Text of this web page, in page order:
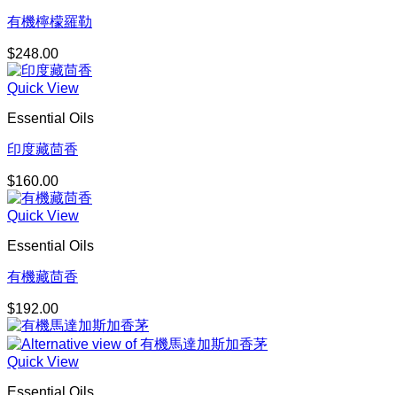
有機檸檬羅勒
$248.00
Quick View
Essential Oils
印度藏茴香
$160.00
Quick View
Essential Oils
有機藏茴香
$192.00
Quick View